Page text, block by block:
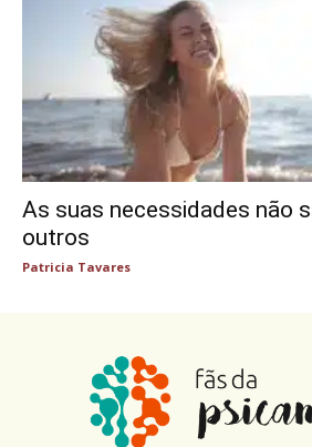
As suas necessidades não
outros
Patricia Tavares